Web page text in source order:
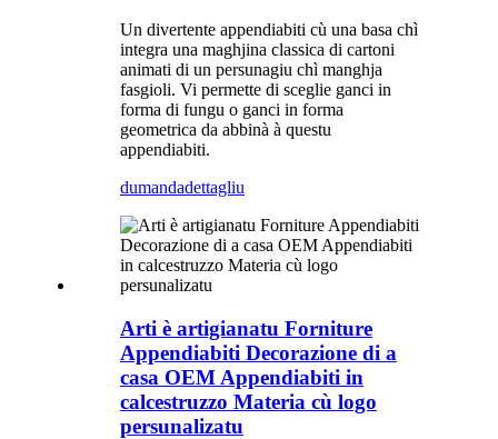
Un divertente appendiabiti cù una basa chì
integra una maghjina classica di cartoni
animati di un persunagiu chì manghja
fasgioli. Vi permette di sceglie ganci in
forma di fungu o ganci in forma
geometrica da abbinà à questu
appendiabiti.
dumandadettagliu
Arti è artigianatu Forniture
Appendiabiti Decorazione di a
casa OEM Appendiabiti in
calcestruzzo Materia cù logo
persunalizatu